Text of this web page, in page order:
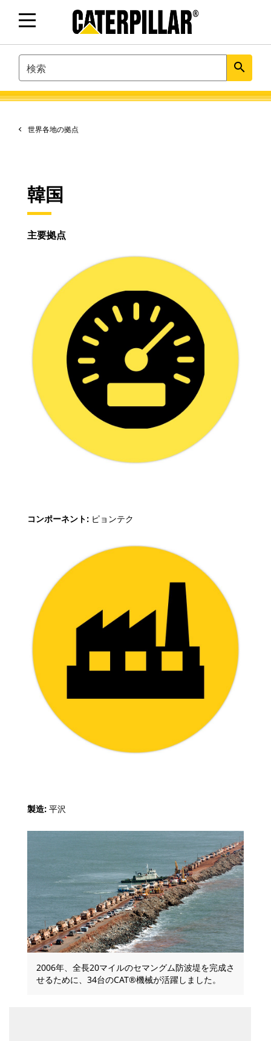
SEARCH search
世界各地の拠点
韓国
主要拠点
コンポーネント: ピョンテク
製造: 平沢
2006年、全長20マイルのセマングム防波堤を完成さ
せるために、34台のCAT®機械が活躍しました。